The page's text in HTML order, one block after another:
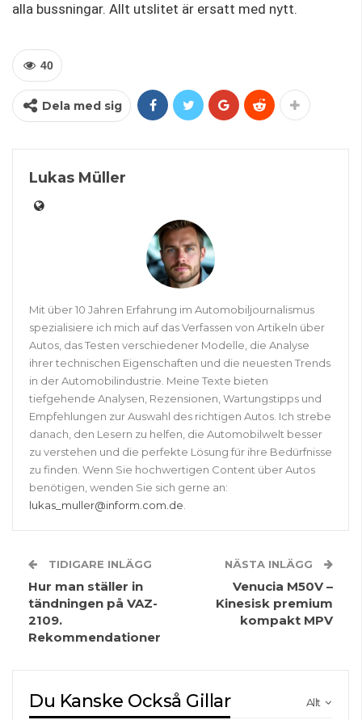
alla bussningar. Allt utslitet är ersatt med nytt.
40
Dela med sig
Lukas Müller
Mit über 10 Jahren Erfahrung im Automobiljournalismus
spezialisiere ich mich auf das Verfassen von Artikeln über
Autos, das Testen verschiedener Modelle, die Analyse
ihrer technischen Eigenschaften und die neuesten Trends
in der Automobilindustrie. Meine Texte bieten
tiefgehende Analysen, Rezensionen, Wartungstipps und
Empfehlungen zur Auswahl des richtigen Autos. Ich strebe
danach, den Lesern zu helfen, die Automobilwelt besser
zu verstehen und die perfekte Lösung für ihre Bedürfnisse
zu finden. Wenn Sie hochwertigen Content über Autos
benötigen, wenden Sie sich gerne an:
lukas_muller@inform.com.de.
TIDIGARE INLÄGG
Hur man ställer in
tändningen på VAZ-
2109.
Rekommendationer
NÄSTA INLÄGG
Venucia M50V –
Kinesisk premium
kompakt MPV
Allt
Du Kanske Också Gillar